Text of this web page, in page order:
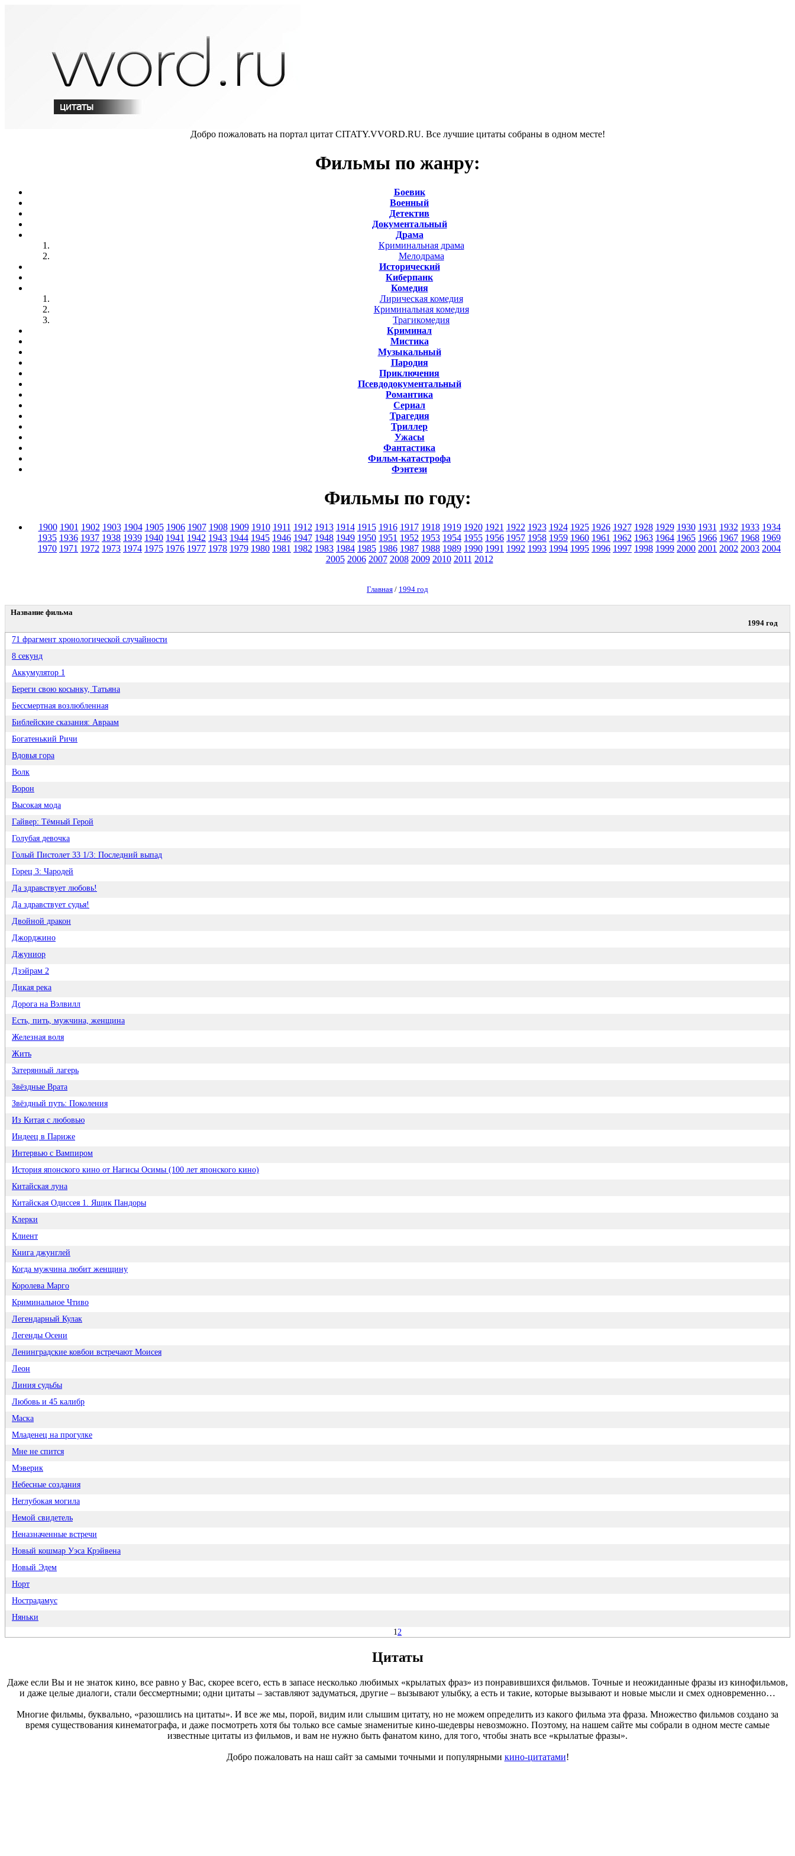
Добро пожаловать на портал цитат CITATY.VVORD.RU. Все лучшие цитаты собраны в одном месте!
Фильмы по жанру:
Боевик
Военный
Детектив
Документальный
Драма
Криминальная драма
Мелодрама
Исторический
Киберпанк
Комедия
Лирическая комедия
Криминальная комедия
Трагикомедия
Криминал
Мистика
Музыкальный
Пародия
Приключения
Псевдодокументальный
Романтика
Cериал
Трагедия
Триллер
Ужасы
Фантастика
Фильм-катастрофа
Фэнтези
Фильмы по году:
1900 1901 1902 1903 1904 1905 1906 1907 1908 1909 1910 1911 1912 1913 1914 1915 1916 1917 1918 1919 1920 1921 1922 1923 1924 1925 1926 1927 1928 1929 1930 1931 1932 1933 1934
1935 1936 1937 1938 1939 1940 1941 1942 1943 1944 1945 1946 1947 1948 1949 1950 1951 1952 1953 1954 1955 1956 1957 1958 1959 1960 1961 1962 1963 1964 1965 1966 1967 1968 1969
1970 1971 1972 1973 1974 1975 1976 1977 1978 1979 1980 1981 1982 1983 1984 1985 1986 1987 1988 1989 1990 1991 1992 1993 1994 1995 1996 1997 1998 1999 2000 2001 2002 2003 2004
2005 2006 2007 2008 2009 2010 2011 2012
Главная / 1994 год
Название фильма
1994 год
71 фрагмент хронологической случайности
8 секунд
Аккумулятор 1
Береги свою косынку, Татьяна
Бессмертная возлюбленная
Библейские сказания: Авраам
Богатенький Ричи
Вдовья гора
Волк
Ворон
Высокая мода
Гайвер: Тёмный Герой
Голубая девочка
Голый Пистолет 33 1/3: Последний выпад
Горец 3: Чародей
Да здравствует любовь!
Да здравствует судья!
Двойной дракон
Джоpджино
Джуниор
Дзэйрам 2
Дикая река
Дорога на Вэлвилл
Есть, пить, мужчина, женщина
Железная воля
Жить
Затерянный лагерь
Звёздные Врата
Звёздный путь: Поколения
Из Китая с любовью
Индеец в Париже
Интервью с Вампиром
История японского кино от Нагисы Осимы (100 лет японского кино)
Китайская луна
Китайская Одиссея 1. Ящик Пандоры
Клерки
Клиент
Книга джунглей
Когда мужчина любит женщину
Королева Марго
Криминальное Чтиво
Легендарный Кулак
Легенды Осени
Ленинградские ковбои встречают Моисея
Леон
Линия судьбы
Любовь и 45 калибр
Маска
Младенец на прогулке
Мне не спится
Мэверик
Небесные создания
Неглубокая могила
Немой свидетель
Неназначенные встречи
Новый кошмар Уэса Крэйвена
Новый Эдем
Норт
Нострадамус
Няньки
12
Цитаты
Даже если Вы и не знаток кино, все равно у Вас, скорее всего, есть в запасе несколько любимых «крылатых фраз» из понравившихся фильмов. Точные и неожиданные фразы из кинофильмов,
и даже целые диалоги, стали бессмертными; одни цитаты – заставляют задуматься, другие – вызывают улыбку, а есть и такие, которые вызывают и новые мысли и смех одновременно…
Многие фильмы, буквально, «разошлись на цитаты». И все же мы, порой, видим или слышим цитату, но не можем определить из какого фильма эта фраза. Множество фильмов создано за
время существования кинематографа, и даже посмотреть хотя бы только все самые знаменитые кино-шедевры невозможно. Поэтому, на нашем сайте мы собрали в одном месте самые
известные цитаты из фильмов, и вам не нужно быть фанатом кино, для того, чтобы знать все «крылатые фразы».
Добро пожаловать на наш сайт за самыми точными и популярными кино-цитатами!